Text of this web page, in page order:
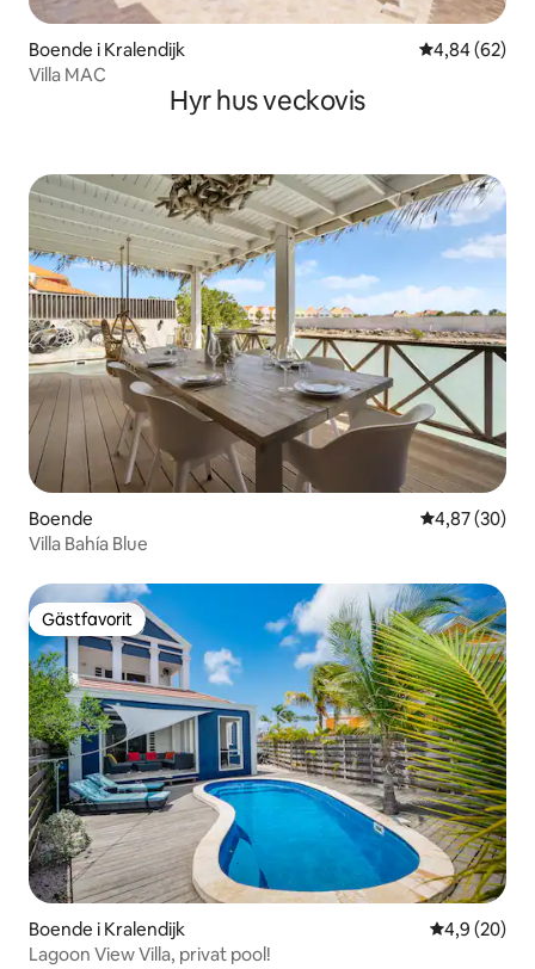
Boende i Kralendijk 4,84 av 5 i
4,84 (62)
Villa MAC
Hyr hus veckovis
Boende 4,87 av 5 i
4,87 (30)
Villa Bahía Blue
Gästfavorit
Gästfavorit
Boende i Kralendijk 4,9 av 5 i
4,9 (20)
Lagoon View Villa, privat pool!